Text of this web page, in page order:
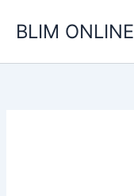
para
conteúdo
BLIM ONLINE